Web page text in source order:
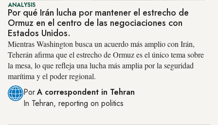
ANALYSIS
Por qué Irán lucha por mantener el estrecho de
Ormuz en el centro de las negociaciones con
Estados Unidos.
Mientras Washington busca un acuerdo más amplio con Irán,
Teherán afirma que el estrecho de Ormuz es el único tema sobre
la mesa, lo que refleja una lucha más amplia por la seguridad
marítima y el poder regional.
PorA correspondent in Tehran
In Tehran, reporting on politics